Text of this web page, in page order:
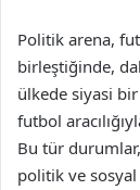
Politik arena,
birleştiğinde,
ülkede siyasi
futbol
Bu tür
politik ve